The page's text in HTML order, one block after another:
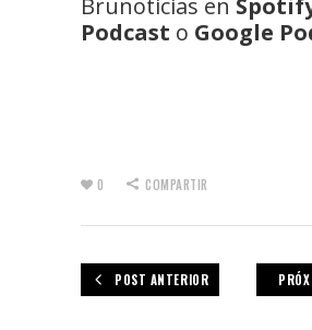
Podcast o Google
0 COMPARTIR
POST ANTERIOR